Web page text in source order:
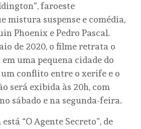
faroeste
mistura suspense e comédia,
Phoenix e Pedro Pascal.
de 2020, o filme retrata o
uma pequena cidade do
conflito entre o xerife e o
será exibida às 20h, com
sábado e na segunda-feira.
“O Agente Secreto”, de